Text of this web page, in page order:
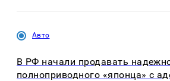
Авто
В РФ начали продавать
полноприводного «японца» с